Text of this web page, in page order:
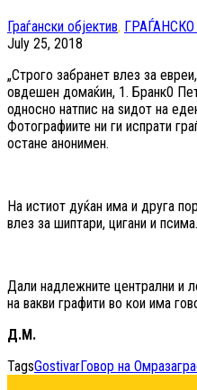
Граѓански објектив,
July 25, 2018
„Строго забранет влез за
овдешен домаќин, 1. Бранк0
односно натпис на ѕидот на
Фотографиите ни ги испрати
остане анонимен.
На истиот дуќан има и друга
влез за шиптари, цигани и
Дали надлежните централни и
на вакви графити во кои има
Д.М.
TagsGostivarГовор на Омраза